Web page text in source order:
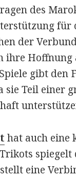
des
für
der
Hoffnung
gibt den
Teil einer
hat auch eine
Trikots
eine